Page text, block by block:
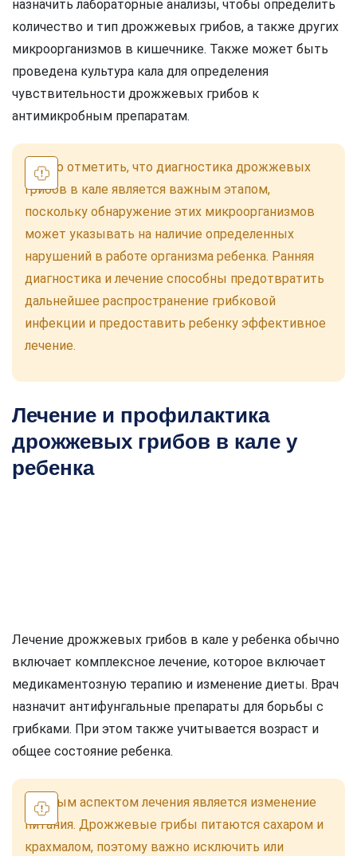
назначить лабораторные анализы, чтобы определить
количество и тип дрожжевых грибов, а также других
микроорганизмов в кишечнике. Также может быть
проведена культура кала для определения
чувствительности дрожжевых грибов к
антимикробным препаратам.
Важно отметить, что диагностика дрожжевых
грибов в кале является важным этапом,
поскольку обнаружение этих микроорганизмов
может указывать на наличие определенных
нарушений в работе организма ребенка. Ранняя
диагностика и лечение способны предотвратить
дальнейшее распространение грибковой
инфекции и предоставить ребенку эффективное
лечение.
Лечение и профилактика
дрожжевых грибов в кале у
ребенка
Лечение дрожжевых грибов в кале у ребенка обычно
включает комплексное лечение, которое включает
медикаментозную терапию и изменение диеты. Врач
назначит антифунгальные препараты для борьбы с
грибками. При этом также учитывается возраст и
общее состояние ребенка.
Важным аспектом лечения является изменение
питания. Дрожжевые грибы питаются сахаром и
крахмалом, поэтому важно исключить или